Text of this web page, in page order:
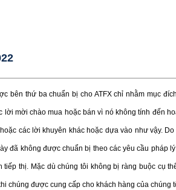
bên thứ ba chuẩn bị cho ATFX chỉ nhằm mục
mời chào mua hoặc bán vì nó không tính đến
các lời khuyên khác hoặc dựa vào như vậy.
đã không được chuẩn bị theo các yêu cầu pháp
thị. Mặc dù chúng tôi không bị ràng buộc cụ
chúng được cung cấp cho khách hàng của chúng